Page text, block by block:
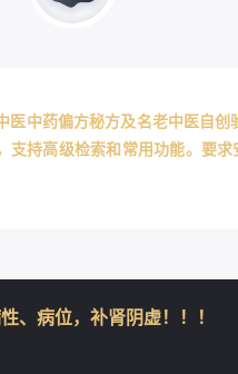
医中药偏方秘方及名老中医自
支持高级检索和常用功能。要
、病位，补肾阴虚！！！